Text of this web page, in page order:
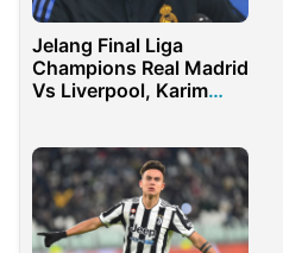
Jelang Final Liga
Champions Real Madrid
Vs Liverpool, Karim